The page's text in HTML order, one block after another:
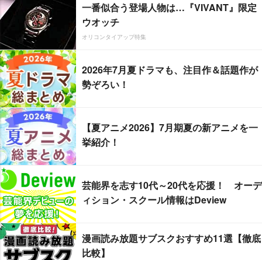
一番似合う登場人物は…『VIVANT』限定
ウオッチ
オリコンタイアップ特集
2026年7月夏ドラマも、注目作＆話題作が
勢ぞろい！
【夏アニメ2026】7月期夏の新アニメを一
挙紹介！
芸能界を志す10代～20代を応援！ オーデ
ィション・スクール情報はDeview
漫画読み放題サブスクおすすめ11選【徹底
比較】